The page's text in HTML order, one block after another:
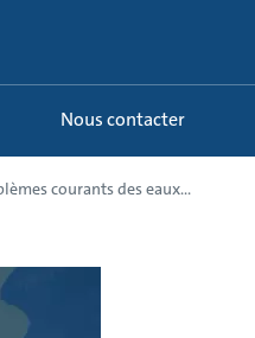
Nous contacter
courants des eaux...